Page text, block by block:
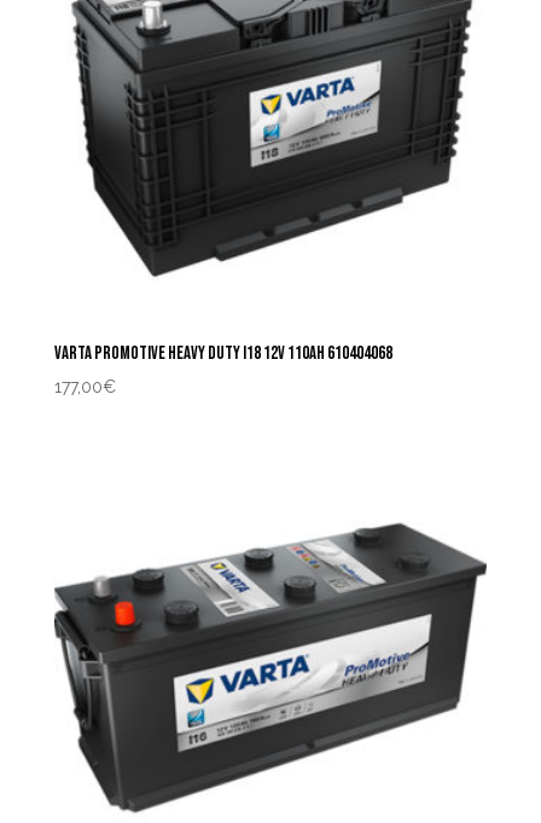
VARTA PROMOTIVE HEAVY DUTY I18 12V 110AH 610404068
177,00€